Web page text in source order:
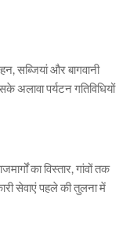
सब्जियां और बागवानी
अलावा पर्यटन गतिविधियों
का विस्तार, गांवों तक
सेवाएं पहले की तुलना में